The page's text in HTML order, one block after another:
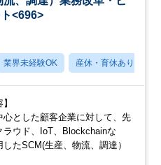
<696>
業界未経験OK 産休・育休あり
心とした顧客企業に対して、先
ラウド、IoT、Blockchainな
したSCM(生産、物流、調達）